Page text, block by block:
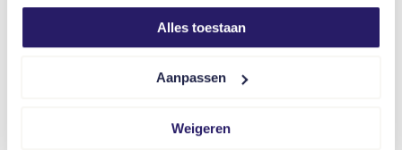
Alles toestaan
Aanpassen
Weigeren